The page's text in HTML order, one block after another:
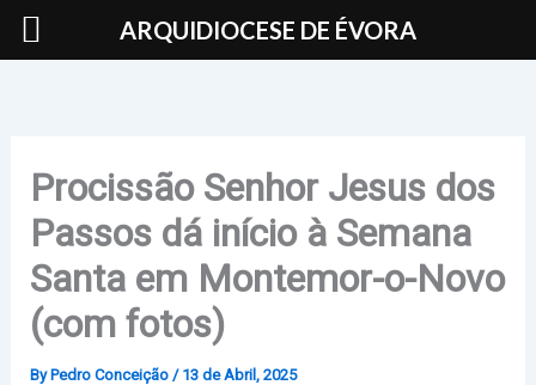
Skip
Procissão Senhor Jesus dos
Passos dá início à Semana
Santa em Montemor-o-Novo
(com fotos)
By Pedro Conceição / 13 de Abril, 2025
ARQUIDIOCESE DE ÉVORA